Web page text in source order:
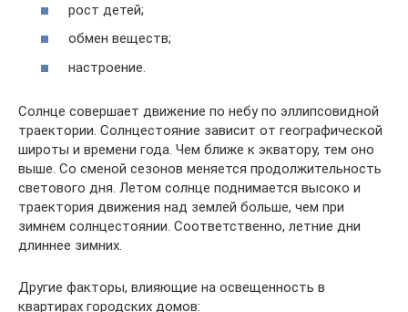
рост детей;
обмен веществ;
настроение.
Солнце совершает движение по небу по эллипсовидной
траектории. Солнцестояние зависит от географической
широты и времени года. Чем ближе к экватору, тем оно
выше. Со сменой сезонов меняется продолжительность
светового дня. Летом солнце поднимается высоко и
траектория движения над землей больше, чем при
зимнем солнцестоянии. Соответственно, летние дни
длиннее зимних.
Другие факторы, влияющие на освещенность в
квартирах городских домов: